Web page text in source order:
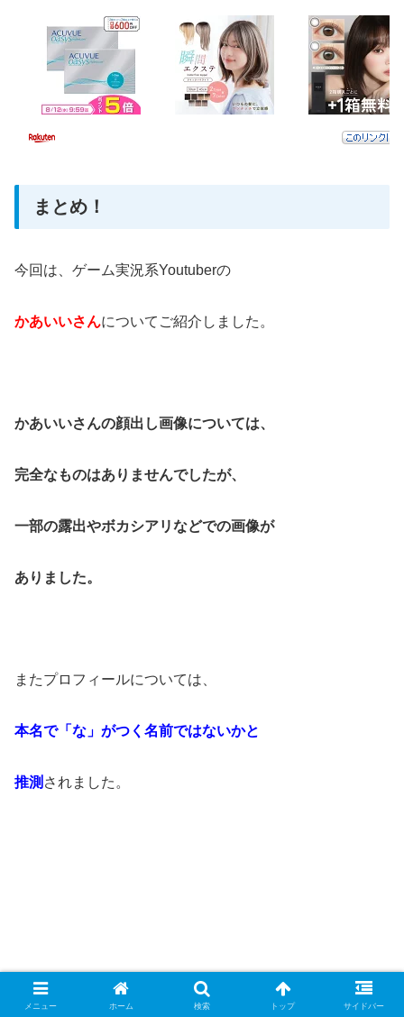
まとめ！
今回は、ゲーム実況系Youtuberの
かあいいさんについてご紹介しました。
かあいいさんの顔出し画像については、
完全なものはありませんでしたが、
一部の露出やボカシアリなどでの画像が
ありました。
またプロフィールについては、
本名で「な」がつく名前ではないかと
推測 されました。
メニュー ホーム 検索 トップ サイドバー